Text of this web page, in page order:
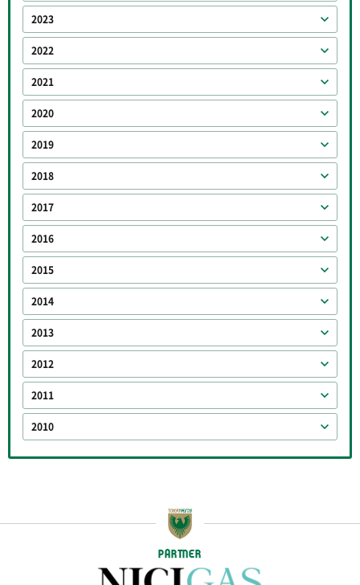
2023
2022
2021
2020
2019
2018
2017
2016
2015
2014
2013
2012
2011
2010
PARTNER